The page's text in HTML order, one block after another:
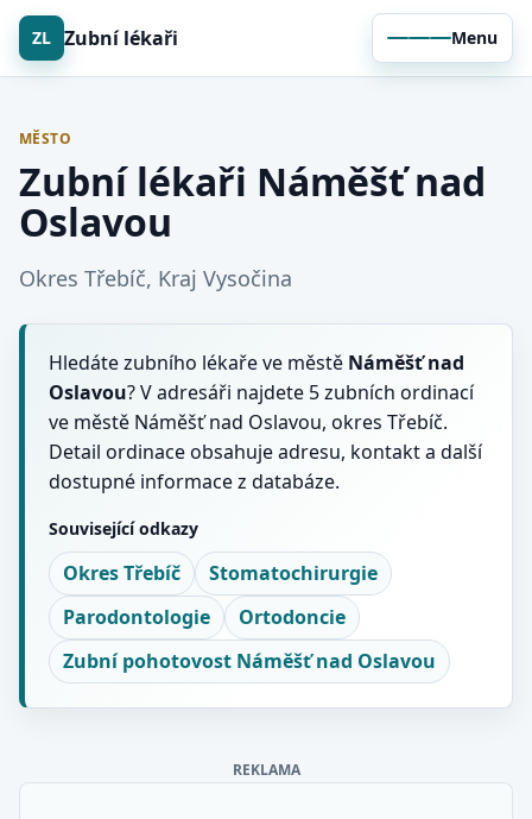
ZL Zubní lékaři Menu
MĚSTO
Zubní lékaři Náměšť nad
Oslavou
Okres Třebíč, Kraj Vysočina
Hledáte zubního lékaře ve městě Náměšť nad
Oslavou? V adresáři najdete 5 zubních ordinací
ve městě Náměšť nad Oslavou, okres Třebíč.
Detail ordinace obsahuje adresu, kontakt a další
dostupné informace z databáze.
Související odkazy
Okres Třebíč
Stomatochirurgie
Parodontologie
Ortodoncie
Zubní pohotovost Náměšť nad Oslavou
REKLAMA